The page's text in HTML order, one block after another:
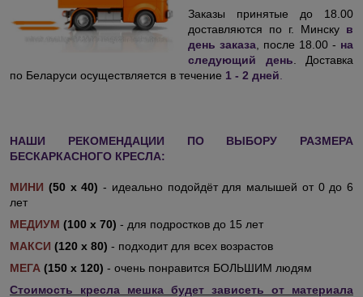
Заказы принятые до 18.00
доставляются по г. Минску в
день заказа , после 18.00 - на
следующий день . Доставка
по Беларуси осуществляется в течение 1 - 2 дней
НАШИ РЕКОМЕНДАЦИИ ПО ВЫБОРУ РАЗМЕРА
БЕСКАРКАСНОГО КРЕСЛА:
МИНИ (50 х 40) - идеально подойдёт для малышей от 0 до 6
лет
МЕДИУМ (100 х 70) - для подростков до 15 лет
МАКСИ (120 х 80) - подходит для всех возрастов
МЕГА (150 х 120) - очень понравится БОЛЬШИМ людям
Стоимость кресла мешка будет зависеть от материала